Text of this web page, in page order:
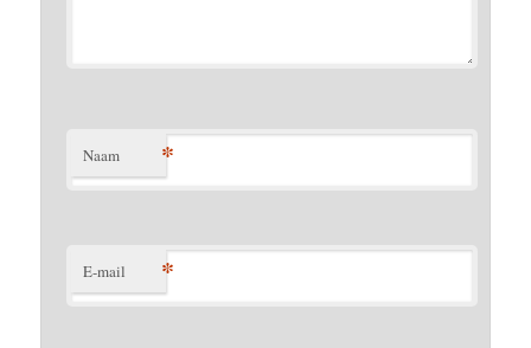
Naam *
E-mail *